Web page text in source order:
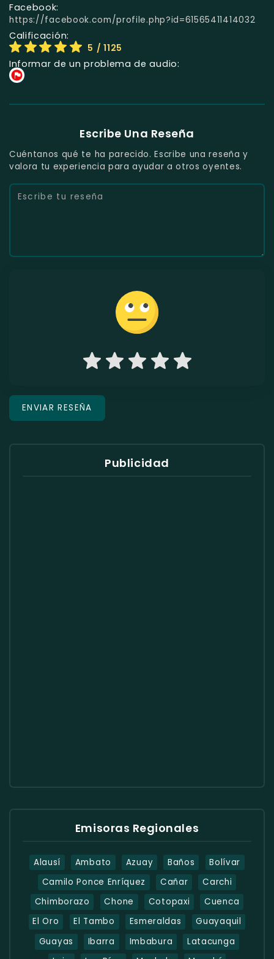
Facebook:
https://facebook.com/profile.php?id=61565411414032
Calificación:
5 / 1125
Informar de un problema de audio:
Escribe Una Reseña
Cuéntanos qué te ha parecido. Escribe una reseña y
valora tu experiencia para ayudar a otros oyentes.
Publicidad
Emisoras Regionales
Alausí Ambato Azuay Baños
Bolívar
Camilo Ponce Enríquez
Cañar
Carchi
Chimborazo
Chone Cotopaxi
Cuenca
El Oro
El Tambo Esmeraldas
Guayaquil
Guayas
Ibarra Imbabura
Latacunga